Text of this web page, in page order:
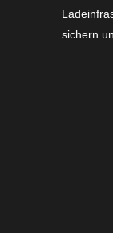
sichern